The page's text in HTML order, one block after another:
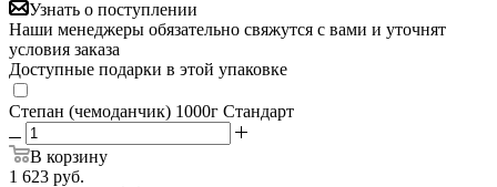
Узнать о поступлении
Наши менеджеры обязательно свяжутся с вами и уточнят
условия заказа
Доступные подарки в этой упаковке
Степан (чемоданчик) 1000г Стандарт
В корзину
1 623 руб.